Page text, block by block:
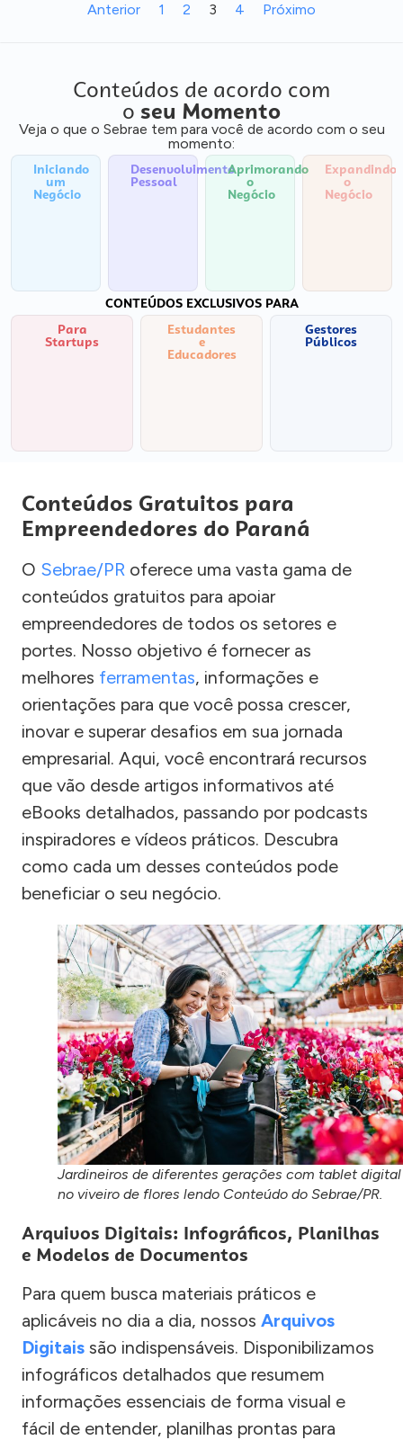
Anterior 1 2 3 4 Próximo
Conteúdos de acordo com
o seu Momento
Veja o que o Sebrae tem para você de acordo com o seu
momento:
Iniciando
um
Negócio
Desenvolvimento
Pessoal
Aprimorando
o
Negócio
Expandindo
o
Negócio
CONTEÚDOS EXCLUSIVOS PARA
Para
Startups
Estudantes
e
Educadores
Gestores
Públicos
Conteúdos Gratuitos para
Empreendedores do Paraná
O Sebrae/PR oferece uma vasta gama de
conteúdos gratuitos para apoiar
empreendedores de todos os setores e
portes. Nosso objetivo é fornecer as
melhores ferramentas, informações e
orientações para que você possa crescer,
inovar e superar desafios em sua jornada
empresarial. Aqui, você encontrará recursos
que vão desde artigos informativos até
eBooks detalhados, passando por podcasts
inspiradores e vídeos práticos. Descubra
como cada um desses conteúdos pode
beneficiar o seu negócio.
Jardineiros de diferentes gerações com tablet digital
no viveiro de flores lendo Conteúdo do Sebrae/PR.
Arquivos Digitais: Infográficos, Planilhas
e Modelos de Documentos
Para quem busca materiais práticos e
aplicáveis no dia a dia, nossos Arquivos
Digitais são indispensáveis. Disponibilizamos
infográficos detalhados que resumem
informações essenciais de forma visual e
fácil de entender, planilhas prontas para